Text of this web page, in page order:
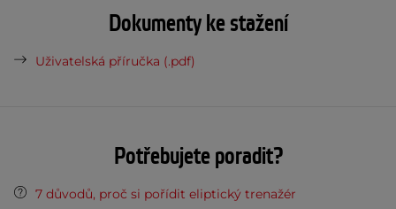
Dokumenty ke stažení
Uživatelská příručka (.pdf)
Potřebujete poradit?
7 důvodů, proč si pořídit eliptický trenažér